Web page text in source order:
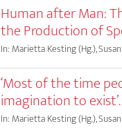
Human after Man:
the Production of
In: Marietta Kesting (Hg.),
‘Most of the time
imagination to
In: Marietta Kesting (Hg.),